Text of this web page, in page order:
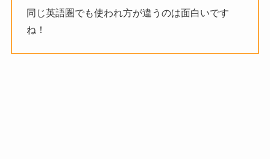
同じ英語圏でも使われ方が違うのは面白いです
ね！